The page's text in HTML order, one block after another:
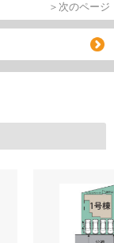
＞次のページ